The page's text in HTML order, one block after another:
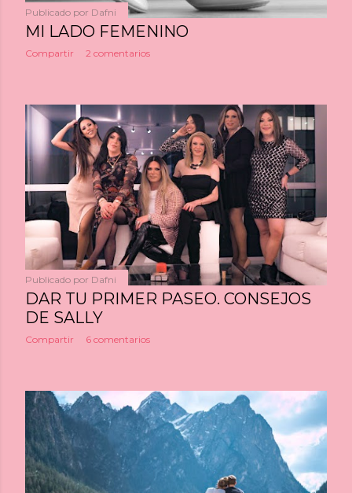
Publicado por Dafni
MI LADO FEMENINO
Compartir 2 comentarios
Publicado por Dafni
DAR TU PRIMER PASEO. CONSEJOS
DE SALLY
Compartir 6 comentarios